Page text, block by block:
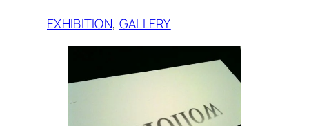
EXHIBITION, GALLERY